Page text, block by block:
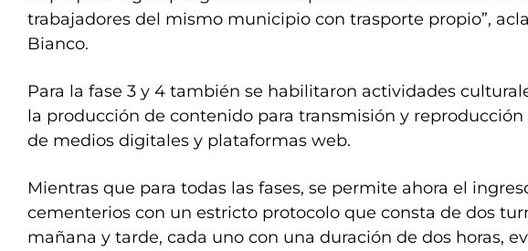
trabajadores del mismo municipio con trasporte propio”,
Bianco.
Para la fase 3 y 4 también se habilitaron actividades
la producción de contenido para transmisión y reproducción
de medios digitales y plataformas web.
Mientras que para todas las fases, se permite ahora el
cementerios con un estricto protocolo que consta de dos
mañana y tarde, cada uno con una duración de dos horas,